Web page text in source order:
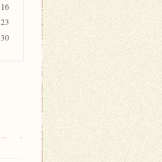
16
23
30